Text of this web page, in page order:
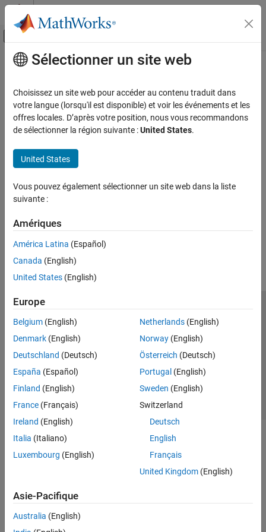
Passer au contenu
Activer/désactiver l'affichage du menu
Accueil de la documentation
Contenu principal
How useful was this information?
Sélectionner un site web
Choisissez un site web pour accéder au contenu traduit dans
votre langue (lorsqu'il est disponible) et voir les événements et les
offres locales. D’après votre position, nous vous recommandons
de sélectionner la région suivante :United States.
United States
Vous pouvez également sélectionner un site web dans la liste
suivante :
Amériques
América Latina (Español)
Canada (English)
United States (English)
Europe
Belgium (English)
Denmark (English)
Deutschland (Deutsch)
España (Español)
Finland (English)
France (Français)
Ireland (English)
Italia (Italiano)
Luxembourg (English)
Netherlands(English)
Norway(English)
Österreich (Deutsch)
Portugal (English)
Sweden (English)
Switzerland
Deutsch
English
Français
United Kingdom(English)
Asie-Pacifique
Australia (English)
Lutte anti-piratage
Contacts locaux
© 1994-2026 The MathWorks, Inc.